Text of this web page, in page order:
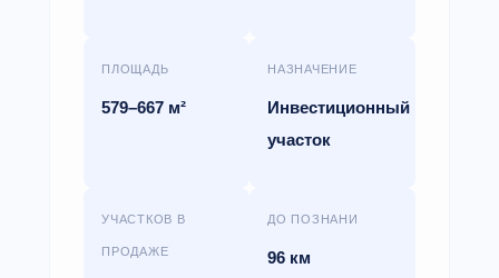
ПЛОЩАДЬ
579–667 м²
НАЗНАЧЕНИЕ
Инвестиционный
участок
УЧАСТКОВ В
ПРОДАЖЕ
ДО ПОЗНАНИ
96 км